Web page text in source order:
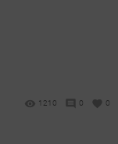
1210 0 0